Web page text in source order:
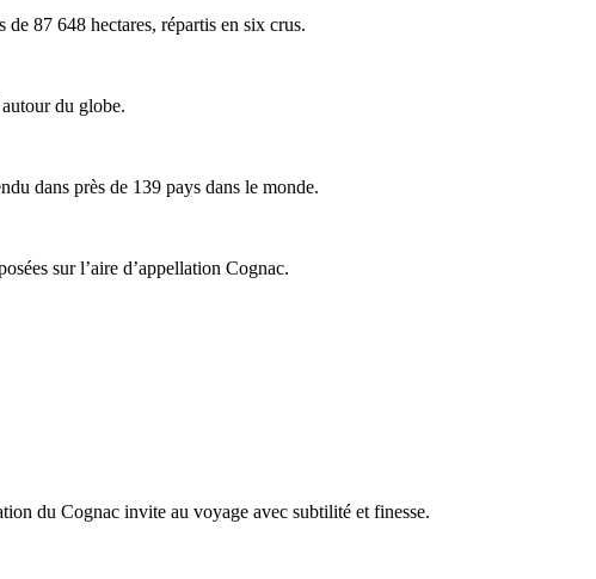
87 648 hectares, répartis en six crus.
du globe.
dans près de 139 pays dans le monde.
sur l’aire d’appellation Cognac.
du Cognac invite au voyage avec subtilité et finesse.